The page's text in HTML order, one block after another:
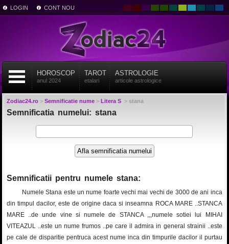
LOGIN CONT NOU
HOROSCOP
anul 2024
TAROT
etalari
ASTROLOGIE
articole astrologice
Zodiac24.ro> Semnificatie nume> Litera S> stana
Semnificatia numelui: stana
Semnificatii pentru numele stana:
Numele Stana este un nume foarte vechi mai vechi de 3000 de ani inca
din timpul dacilor, este de origine daca si inseamna ROCA MARE ..STANCA
MARE ..de unde vine si numele de STANCA ,,,numele sotiei lui MIHAI
VITEAZUL ..este un nume frumos ..pe care il admira in general strainii ..este
pe cale de disparitie pentruca acest nume inca din timpurile dacilor il purtau